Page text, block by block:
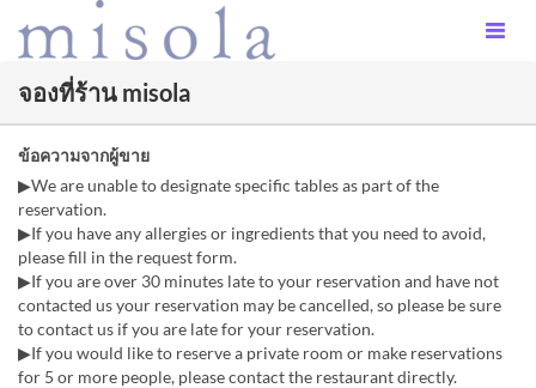
จองที่ร้าน misola
ข้อความจากผู้ขาย
▶We are unable to designate specific tables as part of the
reservation.
▶If you have any allergies or ingredients that you need to avoid,
please fill in the request form.
▶If you are over 30 minutes late to your reservation and have not
contacted us your reservation may be cancelled, so please be sure
to contact us if you are late for your reservation.
▶If you would like to reserve a private room or make reservations
for 5 or more people, please contact the restaurant directly.